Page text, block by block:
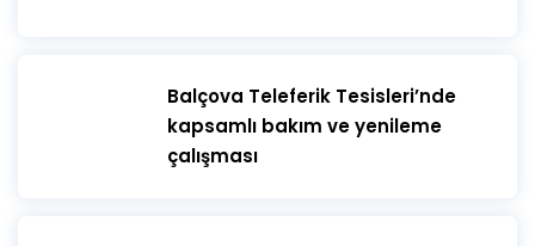
​Balçova Teleferik Tesisleri’nde
kapsamlı bakım ve yenileme
çalışması